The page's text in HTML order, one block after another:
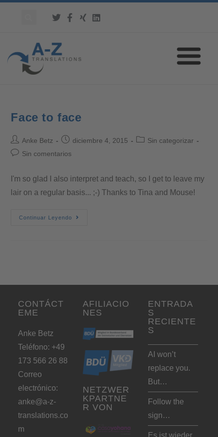
Face to face
Anke Betz diciembre 4, 2015
Sin categorizar
Sin comentarios
I'm so glad I also interpret and teach, so I get to leave my
lair on a regular basis... ;-) Thanks to Tina and Mouse!
Continuar Leyendo
CONTÁCT
EME
Anke Betz
Teléfono: +49
173 566 26 88
Correo
electrónico:
anke@a-z-
translations.co
m
AFILIACIO
NES
NETZWER
KPARTNE
R VON
ENTRADA
S
RECIENTE
S
AI won’t
replace you.
But…
Follow the
sign…
Es ist wieder